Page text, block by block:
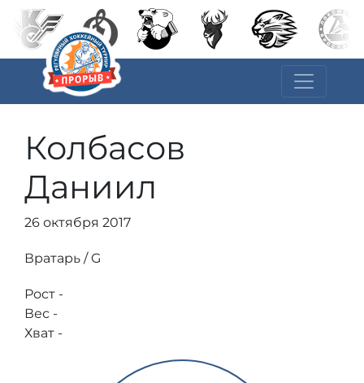
Колбасов
Даниил
26 октября 2017
Вратарь / G
Рост -
Вес -
Хват -